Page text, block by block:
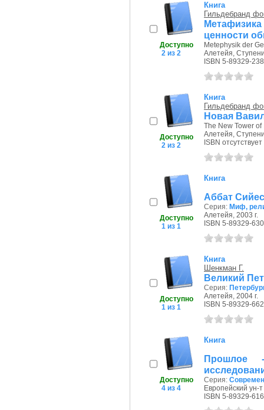
Доступно
2 из 2
Книга
Гильдебранд
ценности
Metephysik der
Алетейя,
ISBN 5-89329-
Доступно
2 из 2
Книга
Гильдебранд
Новая
The New Tower of
Алетейя,
ISBN отсутствует
Доступно
1 из 1
Книга
Аббат
Серия: Миф,
Алетейя, 2003 г.
ISBN 5-89329-
Доступно
1 из 1
Книга
Шенкман Г.
Великий
Серия:
Алетейя, 2004 г.
ISBN 5-89329-
Доступно
4 из 4
Книга
Прошлое
Серия:
Европейский ун-
ISBN 5-89329-